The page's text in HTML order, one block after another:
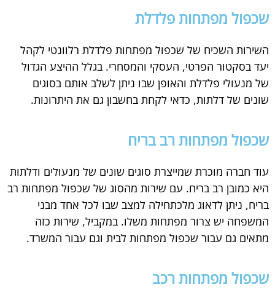
שכפול מפתחות פלדלת
השירות השכיח של שכפול מפתחות פלדלת רלוונטי לקהל
יעד בסקטור הפרטי, העסקי והמסחרי. בגלל ההיצע הגדול
של מנעולי פלדלת והאופן שבו ניתן לשלב אותם בסוגים
שונים של דלתות, כדאי לקחת בחשבון גם את היתרונות.
שכפול מפתחות רב בריח
עוד חברה מוכרת שמייצרת סוגים שונים של מנעולים ודלתות
היא כמובן רב בריח. עם שירות מהסוג של שכפול מפתחות רב
בריח, ניתן לדאוג מלכתחילה למצב שבו לכל אחד מבני
המשפחה יש צרור מפתחות משלו. במקביל, שירות כזה
מתאים גם עבור שכפול מפתחות לבית וגם עבור המשרד.
שכפול מפתחות רכב